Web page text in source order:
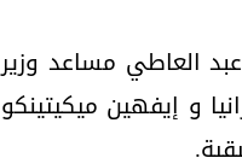
العاطي مساعد وزير
و إيفهين ميكيتينكو